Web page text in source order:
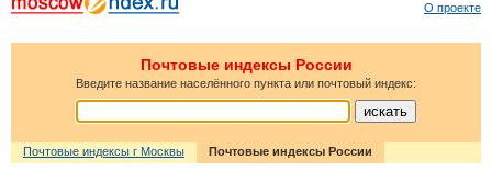
О проекте
Почтовые индексы России
Введите название населённого пункта или почтовый индекс:
Почтовые индексы г Москвы Почтовые индексы России